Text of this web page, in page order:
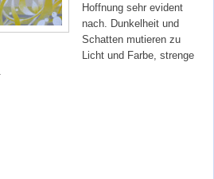
Hoffnung sehr evident
nach. Dunkelheit und
Schatten mutieren zu
Licht und Farbe, strenge